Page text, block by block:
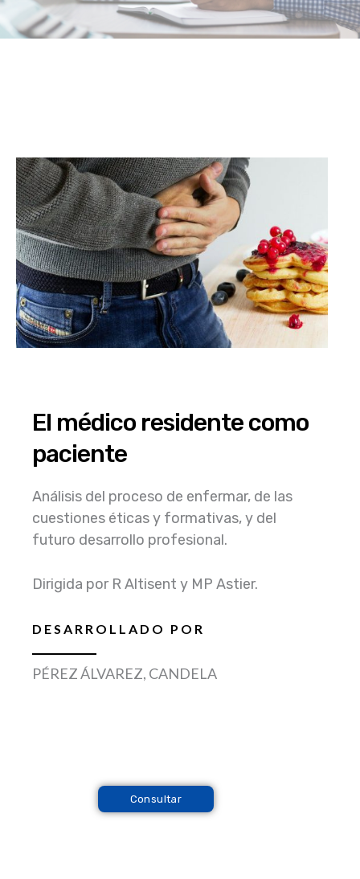
El médico residente como
paciente
Análisis del proceso de enfermar, de las
cuestiones éticas y formativas, y del
futuro desarrollo profesional.
Dirigida por R Altisent y MP Astier.
DESARROLLADO POR
PÉREZ ÁLVAREZ, CANDELA
Consultar